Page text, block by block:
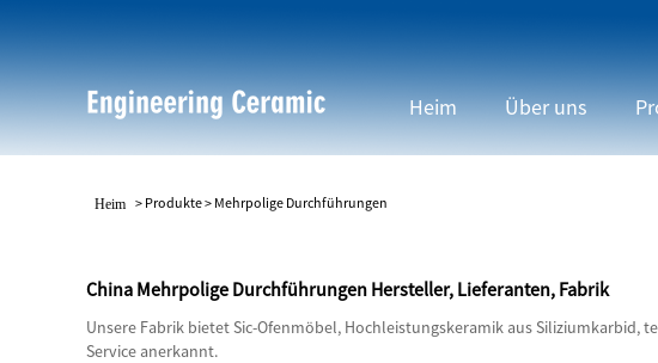
Heim Über uns
Heim > Produkte> Mehrpolige Durchführungen
China Mehrpolige Durchführungen Hersteller, Lieferanten, Fabrik
Unsere Fabrik bietet Sic-Ofenmöbel, Hochleistungskeramik aus
Service anerkannt.